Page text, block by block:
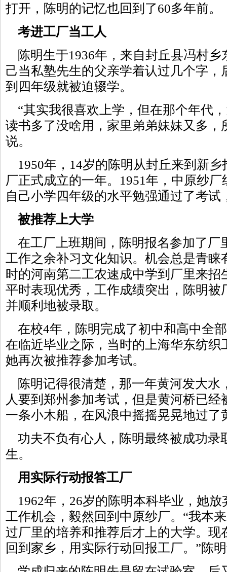
打开，陈明的记忆也回到了60多年前。
考进工厂当工人
陈明生于1936年，来自封丘县冯村乡
己当私塾先生的父亲学着认过几个字，
到四年级就被迫辍学。
“其实我很喜欢上学，但在那个年代
读书多了没啥用，家里弟弟妹妹又多，
说。
1950年，14岁的陈明从封丘来到新乡
厂正式成立的一年。1951年，中原纱
自己小学四年级的水平勉强通过了考试
被推荐上大学
在工厂上班期间，陈明报名参加了厂
工作之余补习文化知识。机会总是青睐
时的河南第二工农速成中学到厂里来
平时表现优秀，工作成绩突出，陈明被
并顺利地被录取。
在校4年，陈明完成了初中和高中全
在临近毕业之际，当时的上海华东纺织
她再次被推荐参加考试。
陈明记得很清楚，那一年黄河发大水
人要到郑州参加考试，但是黄河桥已
一条小木船，在风浪中摇摇晃晃地过了
功夫不负有心人，陈明最终被成功录
生。
用实际行动报答工厂
1962年，26岁的陈明本科毕业，她放
工作机会，毅然回到中原纱厂。“我本
过厂里的培养和推荐后才上的大学。现
回到家乡，用实际行动回报工厂。”陈